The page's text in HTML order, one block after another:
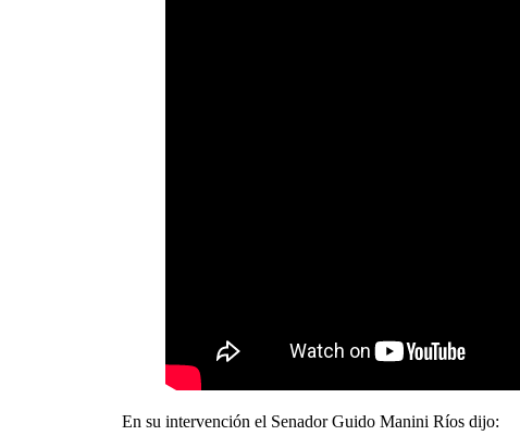
En su intervención el Senador Guido Manini Ríos dijo: